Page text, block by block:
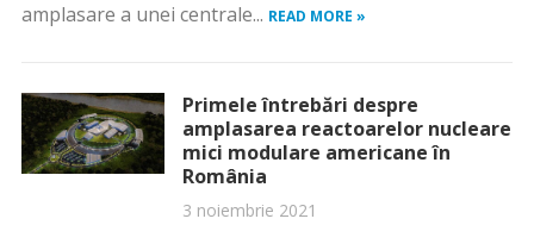
amplasare a unei centrale... READ MORE »
Primele întrebări despre
amplasarea reactoarelor nucleare
mici modulare americane în
România
3 noiembrie 2021